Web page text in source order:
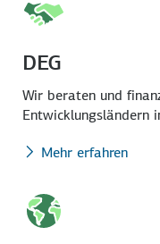
DEG
Wir beraten und
Entwicklungs­ländern
Mehr erfahren